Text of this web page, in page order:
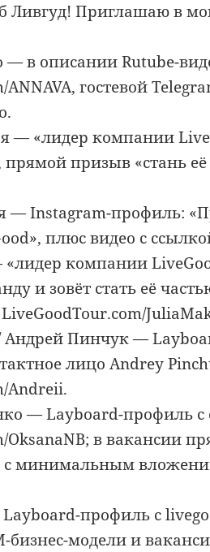
Ливгуд! Приглашаю в
— в описании Rutube-
гостевой
— «лидер компании
прямой призыв «стань
— Instagram-профиль:
плюс видео с
компании
и зовёт стать её
Андрей Пинчук —
лицо Andrey
Andreii.
— Layboard-профиль с
в вакансии
с минимальным
профиль с
бизнес-модели и